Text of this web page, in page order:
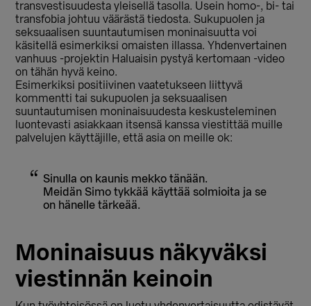
transvestisuudesta yleisellä tasolla. Usein homo-, bi- tai
transfobia johtuu väärästä tiedosta. Sukupuolen ja
seksuaalisen suuntautumisen moninaisuutta voi
käsitellä esimerkiksi omaisten illassa. Yhdenvertainen
vanhuus -projektin Haluaisin pystyä kertomaan -video
on tähän hyvä keino.
Esimerkiksi positiivinen vaatetukseen liittyvä
kommentti tai sukupuolen ja seksuaalisen
suuntautumisen moninaisuudesta keskusteleminen
luontevasti asiakkaan itsensä kanssa viestittää muille
palvelujen käyttäjille, että asia on meille ok:
Sinulla on kaunis mekko tänään.
Meidän Simo tykkää käyttää solmioita ja se
on hänelle tärkeää.
Moninaisuus näkyväksi
viestinnän keinoin